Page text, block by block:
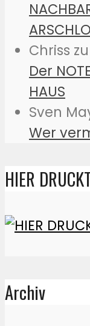
Chriss zu
Der
HAUS
Sven
Wer
HIER
Archiv